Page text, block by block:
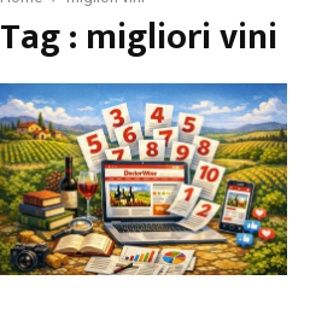
Tag : migliori vini